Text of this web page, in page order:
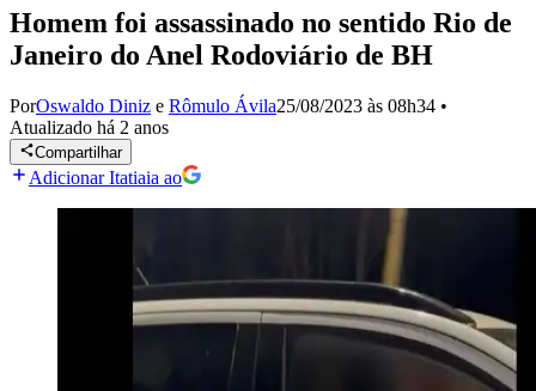
Homem foi assassinado no sentido Rio de
Janeiro do Anel Rodoviário de BH
PorOswaldo Diniz e Rômulo Ávila25/08/2023 às 08h34 •
Atualizado há 2 anos
Compartilhar
Adicionar Itatiaia ao